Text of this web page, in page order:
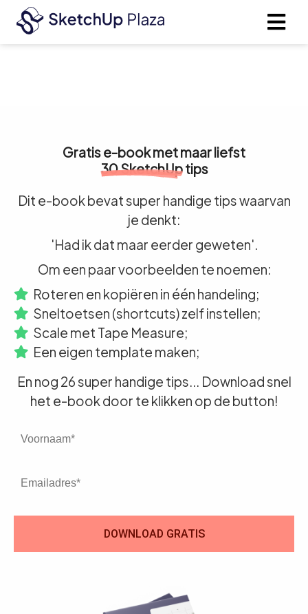
Gratis e-book met maar liefst
30 SketchUptips
Dit e-book bevat super handige tips waarvan
je denkt:
'Had ik dat maar eerder geweten'.
Om een paar voorbeelden te noemen:
Roteren en kopiëren in één handeling;
Sneltoetsen (shortcuts) zelf instellen;
Scale met Tape Measure;
Een eigen template maken;
En nog 26 super handige tips... Download snel
het e-book door te klikken op de button!
DOWNLOAD GRATIS